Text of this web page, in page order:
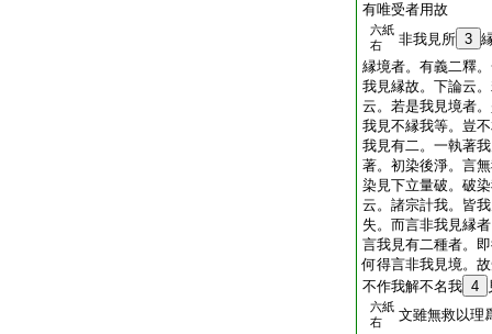
有唯受者用故
六紙
右
非我見所 3
縁境者。有義二釋
我見縁故。下論云
云。若是我見境者
我見不縁我等。豈
我見有二。一執著
著。初染後淨。言
染見下立量破。破
云。諸宗計我。皆
失。而言非我見縁
言我見有二種者。
何得言非我見境。
不作我解不名我 4
六紙
右
文雖無救以理